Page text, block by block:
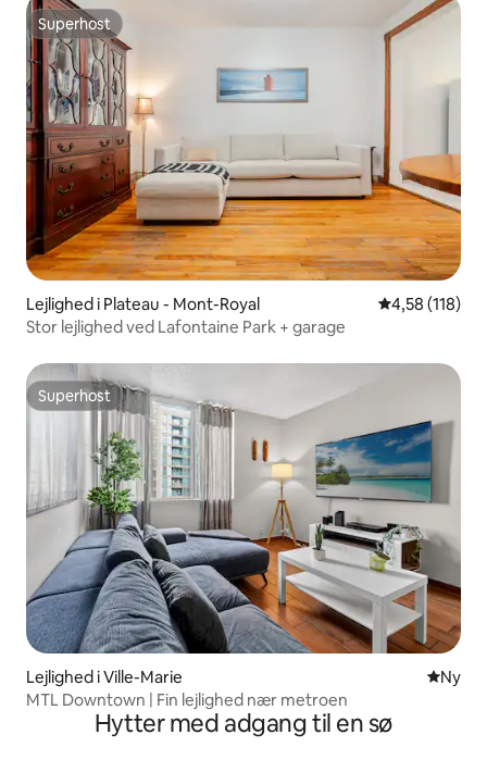
Superhost
Superhost
Lejlighed i Plateau - Mont-Royal 4,58 ud af 5 i
4,58 (118)
Stor lejlighed ved Lafontaine Park + garage
Superhost
Superhost
Lejlighed i Ville-Marie Nyt
Ny
MTL Downtown | Fin lejlighed nær metroen
Hytter med adgang til en sø